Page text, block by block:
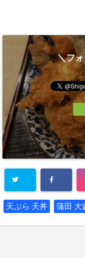
＼フ
天ぷら 天丼 蒲田 大